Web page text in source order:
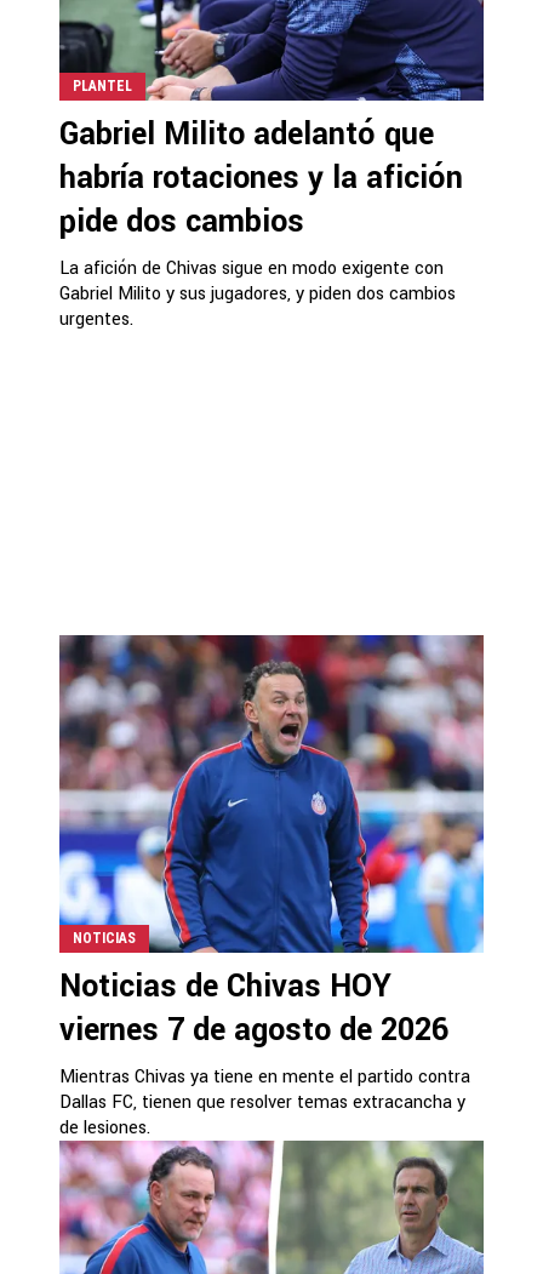
PLANTEL
Gabriel Milito adelantó que
habría rotaciones y la afición
pide dos cambios
La afición de Chivas sigue en modo exigente con
Gabriel Milito y sus jugadores, y piden dos cambios
urgentes.
NOTICIAS
Noticias de Chivas HOY
viernes 7 de agosto de 2026
Mientras Chivas ya tiene en mente el partido contra
Dallas FC, tienen que resolver temas extracancha y
de lesiones.